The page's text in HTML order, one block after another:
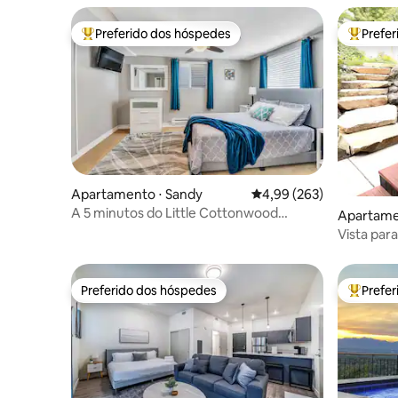
Entre os melhores preferidos dos hóspedes
Preferido dos hóspedes
Apartamento ⋅ Sandy 4,99 de uma avaliação
4,99 (263)
A 5 minutos do Little Cottonwood
Entre
Vista
Preferido dos hóspedes
Preferido dos hóspedes Entre